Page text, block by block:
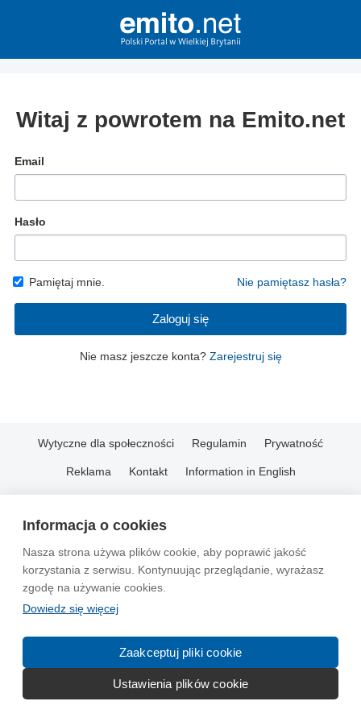
Informacja o cookies
Nasza strona używa plików cookie, aby poprawić jakość
korzystania z serwisu. Kontynuując przeglądanie, wyrażasz
zgodę na używanie cookies.
Dowiedz się więcej
Zaakceptuj pliki cookie
Ustawienia plików cookie
Witaj z powrotem na Emito.net
Email
Hasło
Pamiętaj mnie. Nie pamiętasz hasła?
Zaloguj się
Nie masz jeszcze konta? Zarejestruj się
Wytyczne dla społeczności Regulamin Prywatność
Reklama Kontakt Information in English